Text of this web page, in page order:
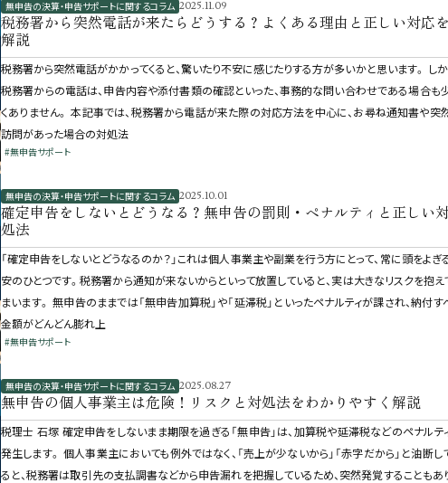
無申告の決算・申告サポートに関するコラム 2025.11.09
税務署から突然電話が来たらどうする？よくある理由と正しい対応を
解説
税務署から突然電話がかかってくると、驚いたり不安に感じたりする方が多いかと思います。 しか
税務署からの電話は、申告内容や添付書類の確認といった、事務的な問い合わせである場合も
くありません。 本記事では、税務署から電話が来た際の対応方法を中心に、お尋ね通知書や突
訪問があった場合の対処法
#無申告サポート
無申告の決算・申告サポートに関するコラム 2025.10.01
確定申告をしないとどうなる？無申告の罰則・ペナルティと正しい
処法
「確定申告をしないとどうなるのか？」これは個人事業主や副業を行う方にとって、常に頭をよぎ
安のひとつです。税務署から通知が来ないからといって放置していると、実は大きなリスクを抱え
まいます。 無申告のままでは「無申告加算税」や「延滞税」といったペナルティが課され、納付す
金額がどんどん膨れ上
#無申告サポート
無申告の決算・申告サポートに関するコラム 2025.08.27
無申告の個人事業主は危険！リスクと対処法をわかりやすく解説
税理士 石塚 確定申告をしないまま期限を過ぎる「無申告」は、加算税や延滞税などのペナルテ
発生します。 個人事業主においても例外ではなく、「売上が少ないから」「赤字だから」と油断し
ると、税務署は取引先の支払調書などから申告漏れを把握しているため、突然発覚することもあ